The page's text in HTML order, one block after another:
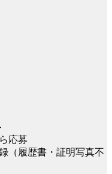
応募
（履歴書・証明写真不